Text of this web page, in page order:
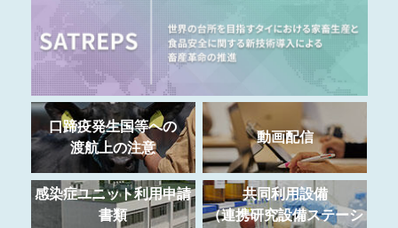
口蹄疫発生国等への
渡航上の注意
動画配信
感染症ユニット利用申請
書類
共同利用設備
（連携研究設備ステーシ